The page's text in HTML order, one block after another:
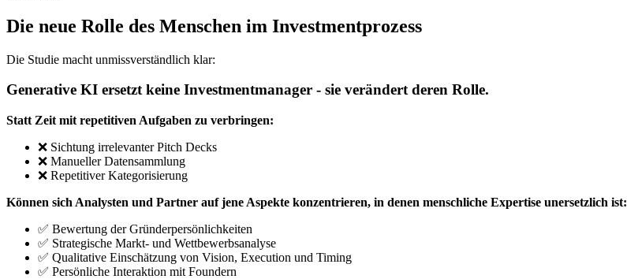
Die neue Rolle des Menschen im Investmentprozess
Die Studie macht unmissverständlich klar:
Generative KI ersetzt keine Investmentmanager - sie verändert deren Rolle.
Statt Zeit mit repetitiven Aufgaben zu verbringen:
❌ Sichtung irrelevanter Pitch Decks
❌ Manueller Datensammlung
❌ Repetitiver Kategorisierung
Können sich Analysten und Partner auf jene Aspekte konzentrieren, in denen menschliche Expertise unersetzlich ist:
✅ Bewertung der Gründerpersönlichkeiten
✅ Strategische Markt- und Wettbewerbsanalyse
✅ Qualitative Einschätzung von Vision, Execution und Timing
✅ Persönliche Interaktion mit Foundern